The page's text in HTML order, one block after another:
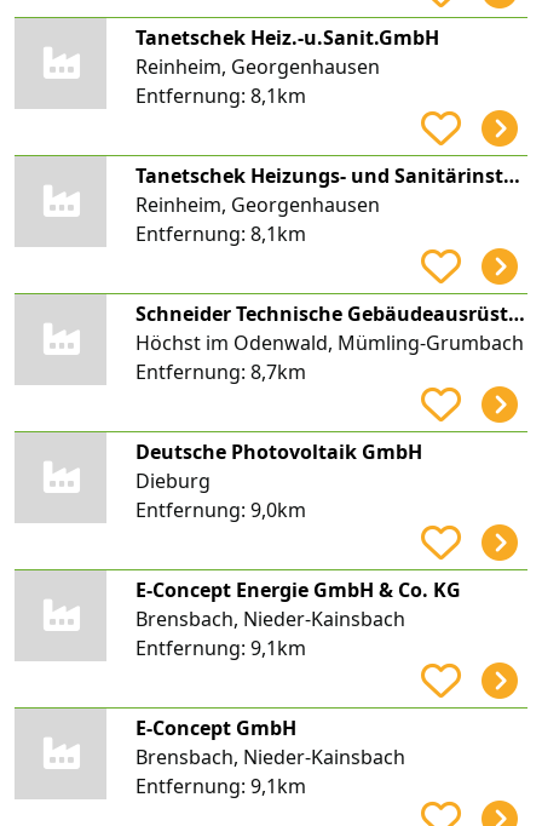
Tanetschek Heiz.-u.Sanit.GmbH
Reinheim, Georgenhausen
Entfernung: 8,1km
Tanetschek Heizungs- und Sanitärinstallationen GmbH
Reinheim, Georgenhausen
Entfernung: 8,1km
Schneider Technische Gebäudeausrüstung GmbH und Co. KG
Höchst im Odenwald, Mümling-Grumbach
Entfernung: 8,7km
Deutsche Photovoltaik GmbH
Dieburg
Entfernung: 9,0km
E-Concept Energie GmbH & Co. KG
Brensbach, Nieder-Kainsbach
Entfernung: 9,1km
E-Concept GmbH
Brensbach, Nieder-Kainsbach
Entfernung: 9,1km